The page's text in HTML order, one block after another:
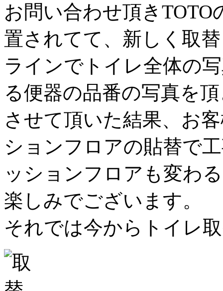
お問い合わせ頂き
置されてて、新しく取
ラインでトイレ全体の
る便器の品番の写真を
させて頂いた結果、お
ションフロアの貼替で
ッションフロアも変わ
楽しみでございます。
それでは今からトイレ